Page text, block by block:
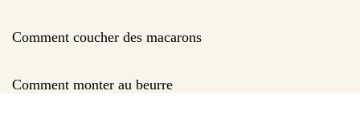
Comment coucher des macarons
Comment monter au beurre